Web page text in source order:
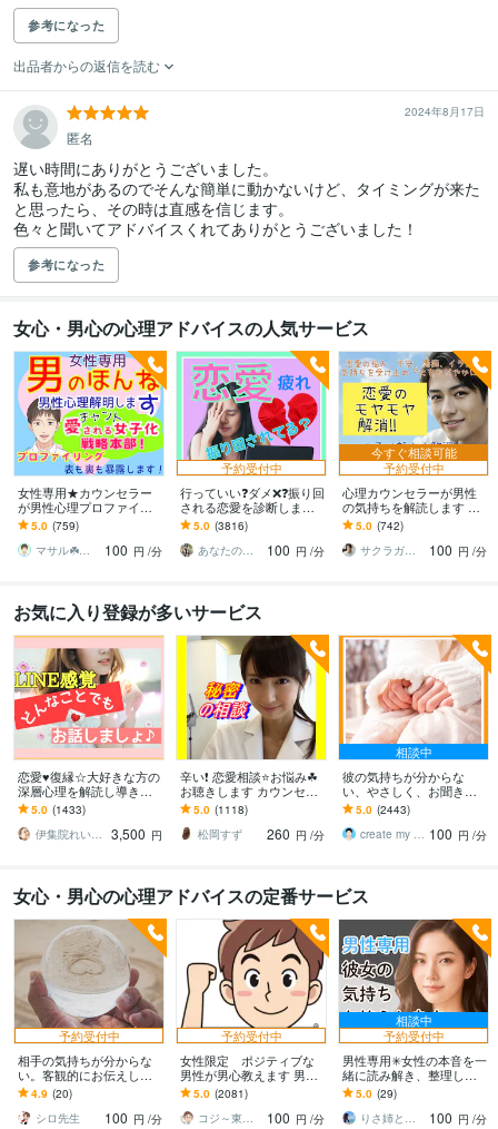
参考になった
出品者からの返信を読む
2024年8月17日
匿名
遅い時間にありがとうございました。
私も意地があるのでそんな簡単に動かないけど、タイミングが来た
と思ったら、その時は直感を信じます。
色々と聞いてアドバイスくれてありがとうございました！
参考になった
女心・男心の心理アドバイスの人気サービス
女性専用★カウンセラー
が男性心理プロファイル
します 男のホンネ★裏表
知って『チャント愛され
る女子化❗️』戦略本部
5.0 (759)
マサル☘️カウンセラー★色々経験者☆彡
100 円 /分
予約受付中
行っていい❓ダメ❌❓振り回
される恋愛を診断します
ADHD×HSPの私が微妙な
関係⭐彼氏彼女の言動/相
性を診断
5.0 (3816)
あなたのサポーター⭐えみ
100 円 /分
今すぐ相談可能
予約受付中
心理カウンセラーが男性
の気持ちを解読します 男
性の気持ちが分からな
い！どう思ってる？を教
えます！
5.0 (742)
サクラガワ リョウ！元気の源
100 円 /分
お気に入り登録が多いサービス
恋愛♥️復縁☆大好きな方の
深層心理を解読し導きま
す 心理カウンセラー60分
LINE感覚でお悩み解決！
有利な恋愛を
5.0 (1433)
伊集院れいか❤️癒し声
3,500 円
辛い❗️ 恋愛相談⭐️お悩み☘
お聴きします カウンセラ
ーが秘密厳守で男心女心
☘恋愛⭐️悩み アドバイス
5.0 (1118)
松岡すず
260 円 /分
相談中
彼の気持ちが分からな
い、やさしく、お聞き致
します ✨どう思ってる？
このままで大丈夫？復縁
する？どう連絡する？
5.0 (2443)
create my life 100 円 /分
女心・男心の心理アドバイスの定番サービス
予約受付中
相手の気持ちが分からな
い。客観的にお伝えしま
す 不安で悩んでいる。復
縁できる？私が原因？
4.9 (20)
シロ先生
100 円 /分
予約受付中
女性限定 ポジティブな
男性が男心教えます 男性
が何を考えているか教え
ます！
5.0 (2081)
コジ～東大院卒研究員～
100 円 /分
相談中
予約受付中
男性専用✳︎女性の本音を一
緒に読み解き、整理しま
す 女性の言動を冷静分析
｜男性の本音も否定しな
い、恋愛相談
5.0 (29)
りさ姉と話すこころ整え時間
100 円 /分